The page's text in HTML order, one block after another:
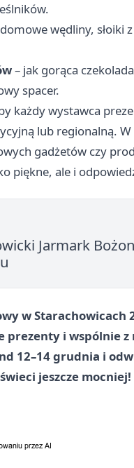
wędliny, słoiki
– jak gorąca
spacer.
każdy wystawca
lub regionalną.
gadżetów czy
piękne, ale i
Jarmark
w
prezenty i wspólnie
12–14 grudnia i
jeszcze mocniej!